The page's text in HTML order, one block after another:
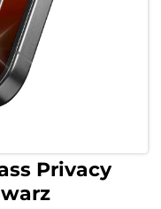
Privacy